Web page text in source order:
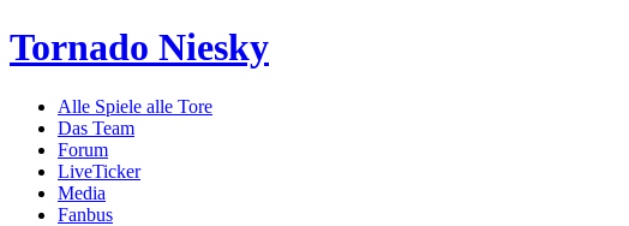
Tornado Niesky
Alle Spiele alle Tore
Das Team
Forum
LiveTicker
Media
Fanbus